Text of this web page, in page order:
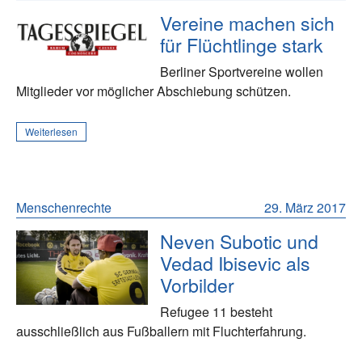
Vereine machen sich
für Flüchtlinge stark
Berliner Sportvereine wollen
Mitglieder vor möglicher Abschiebung schützen.
Weiterlesen
29. März 2017
Menschenrechte
Neven Subotic und
Vedad Ibisevic als
Vorbilder
Refugee 11 besteht
ausschließlich aus Fußballern mit Fluchterfahrung.